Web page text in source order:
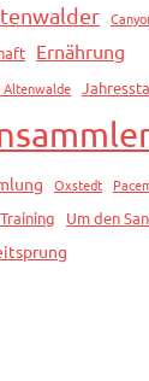
Ernährung
Altenwalde
Oxstedt
Training Um den